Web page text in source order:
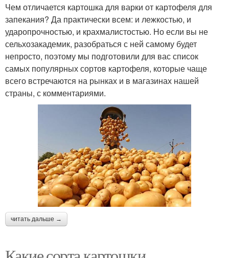
Чем отличается картошка для варки от картофеля для
запекания? Да практически всем: и лежкостью, и
ударопрочностью, и крахмалистостью. Но если вы не
сельхозакадемик, разобраться с ней самому будет
непросто, поэтому мы подготовили для вас список
самых популярных сортов картофеля, которые чаще
всего встречаются на рынках и в магазинах нашей
страны, с комментариями.
читать дальше →